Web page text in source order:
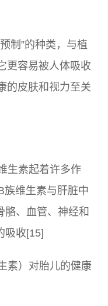
制”的种类，与植
更容易被人体吸收
的皮肤和视力至关
生素起着许多作
族维生素与肝脏中
骼、血管、神经和
吸收[15]
素）对胎儿的健康